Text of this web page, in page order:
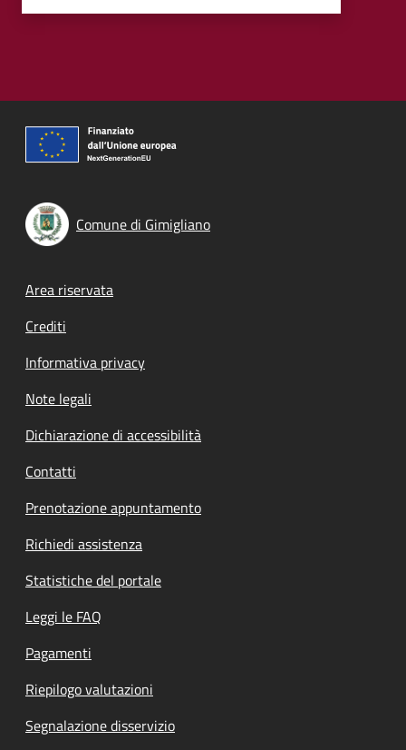
Comune di Gimigliano
Footer menu
Area riservata
Crediti
Informativa privacy
Note legali
Dichiarazione di accessibilità
Contatti
Prenotazione appuntamento
Richiedi assistenza
Statistiche del portale
Leggi le FAQ
Pagamenti
Riepilogo valutazioni
Segnalazione disservizio